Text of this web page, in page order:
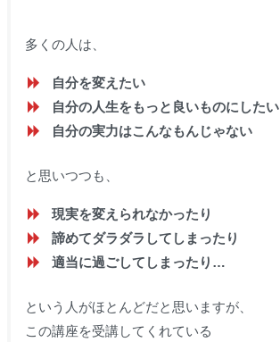
多くの人は、
自分を変えたい
自分の人生をもっと良いものにしたい
自分の実力はこんなもんじゃない
と思いつつも、
現実を変えられなかったり
諦めてダラダラしてしまったり
適当に過ごしてしまったり…
という人がほとんどだと思いますが、
この講座を受講してくれている